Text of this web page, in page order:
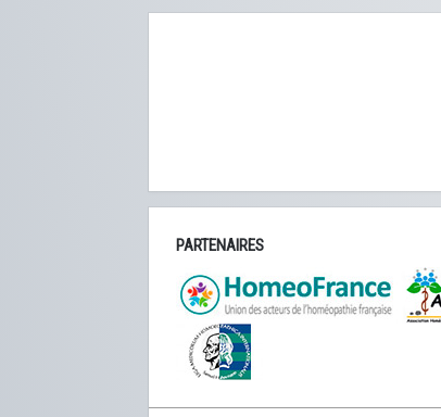
PARTENAIRES